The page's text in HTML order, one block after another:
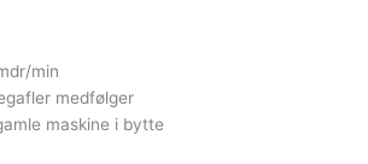
min
medfølger
maskine i bytte